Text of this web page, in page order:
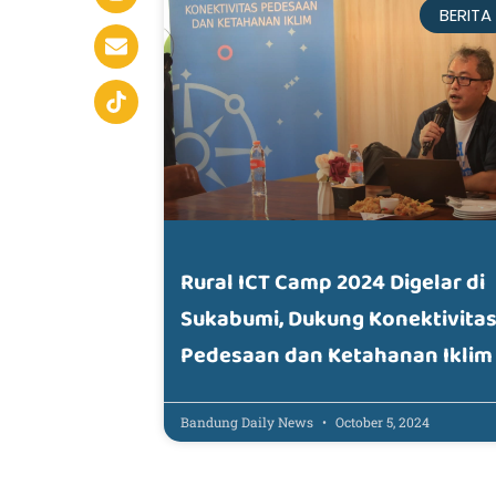
BERITA
Rural ICT Camp 2024 Digelar di
Sukabumi, Dukung Konektivitas
Pedesaan dan Ketahanan Iklim
Bandung Daily News October 5, 2024